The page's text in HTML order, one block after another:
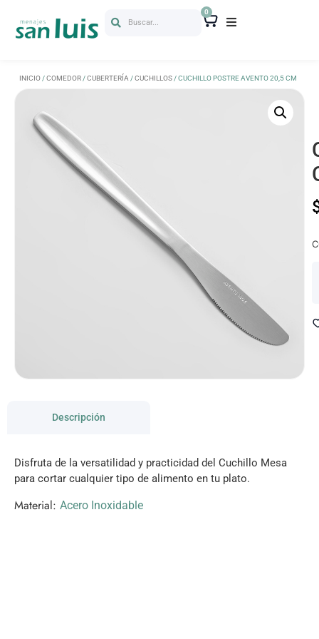
Buscar...
0
INICIO /COMEDOR /CUBERTERÍA /CUCHILLOS / CUCHILLO POSTRE AVENTO 20,5 CM
Descripción
Disfruta de la versatilidad y practicidad del Cuchillo Mesa
para cortar cualquier tipo de alimento en tu plato.
Material: Acero Inoxidable